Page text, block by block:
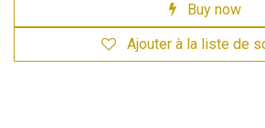
Buy now
Ajouter à la liste de